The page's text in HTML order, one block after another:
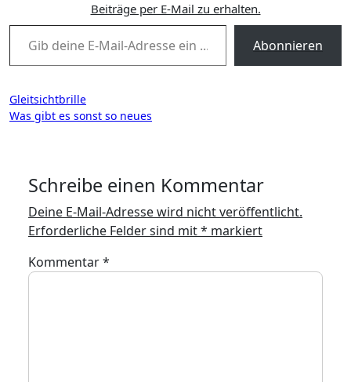
Beiträge per E-Mail zu erhalten.
Gib deine E-Mail-Adresse ein ...
Abonnieren
Beitragsnavigation
Gleitsichtbrille
Was gibt es sonst so neues
Schreibe einen Kommentar
Deine E-Mail-Adresse wird nicht veröffentlicht.
Erforderliche Felder sind mit* markiert
Kommentar*